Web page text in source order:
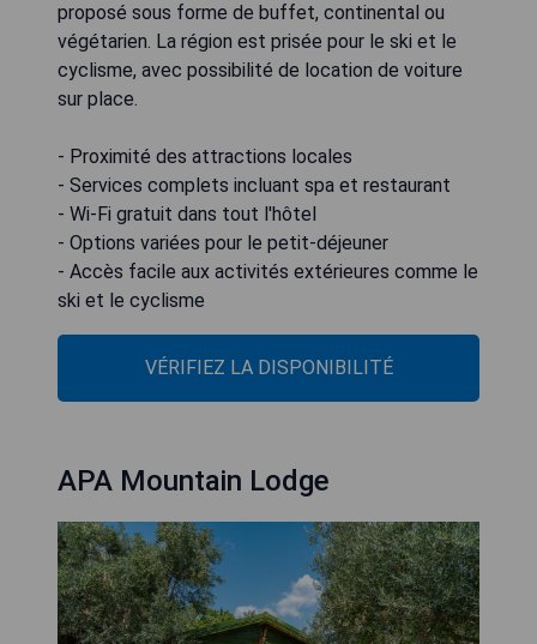
proposé sous forme de buffet, continental ou
végétarien. La région est prisée pour le ski et le
cyclisme, avec possibilité de location de voiture
sur place.
- Proximité des attractions locales
- Services complets incluant spa et restaurant
- Wi-Fi gratuit dans tout l'hôtel
- Options variées pour le petit-déjeuner
- Accès facile aux activités extérieures comme le
ski et le cyclisme
VÉRIFIEZ LA DISPONIBILITÉ
APA Mountain Lodge